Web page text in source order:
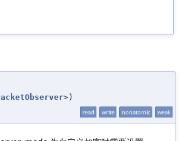
>)
read write nonatomic weak